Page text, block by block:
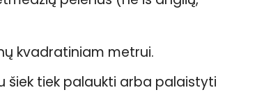
kvadratiniam metrui.
šiek tiek palaukti arba palaistyti